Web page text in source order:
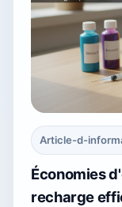
Article-d-
Économies
recharge